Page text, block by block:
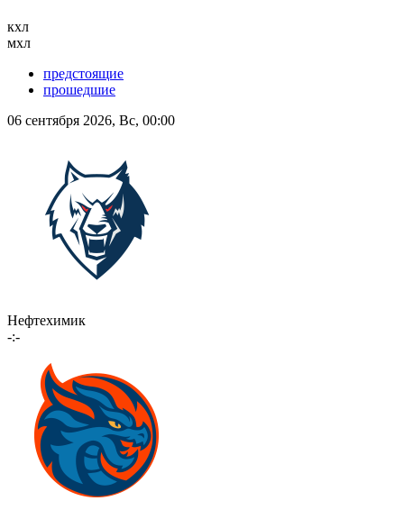
кхл
мхл
предстоящие
прошедшие
06 сентября 2026, Вс, 00:00
Нефтехимик
-:-